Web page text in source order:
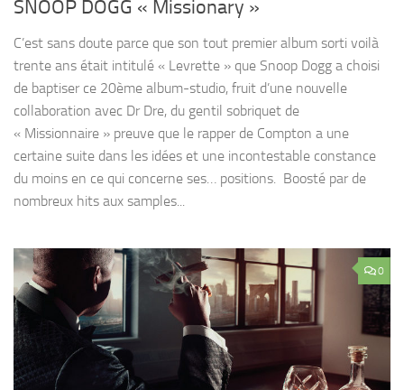
SNOOP DOGG « Missionary »
C’est sans doute parce que son tout premier album sorti voilà
trente ans était intitulé « Levrette » que Snoop Dogg a choisi
de baptiser ce 20ème album-studio, fruit d’une nouvelle
collaboration avec Dr Dre, du gentil sobriquet de
« Missionnaire » preuve que le rapper de Compton a une
certaine suite dans les idées et une incontestable constance
du moins en ce qui concerne ses… positions. Boosté par de
nombreux hits aux samples...
0